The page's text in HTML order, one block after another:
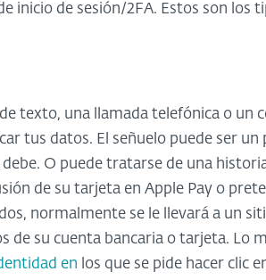
inicio de sesión/2FA. Estos son los
texto, una llamada telefónica o un
tus datos. El señuelo puede ser
O puede tratarse de una
de su tarjeta en Apple Pay o
normalmente se le llevará a un
de su cuenta bancaria o tarjeta. Lo
en los que se pide hacer clic